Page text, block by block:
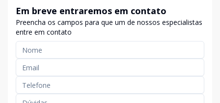
Em breve entraremos em contato
Preencha os campos para que um de nossos especialistas
entre em contato